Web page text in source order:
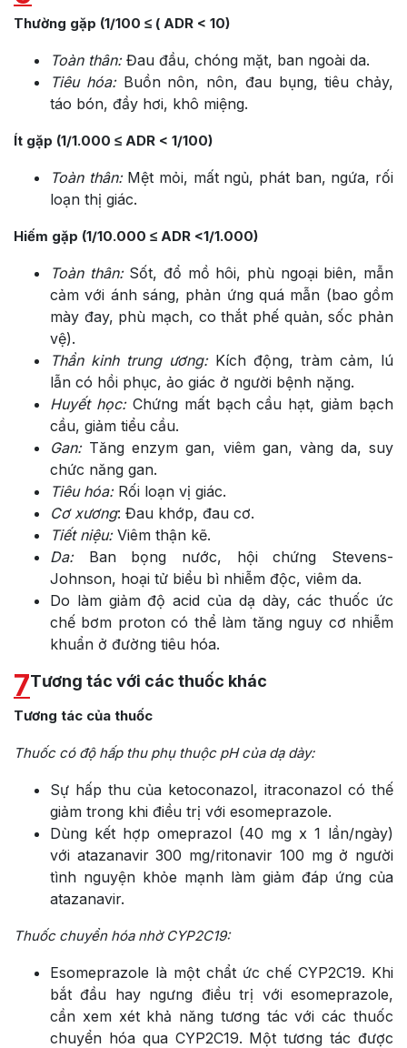
Thường gặp (1/100 ≤ ( ADR < 10)
Toàn thân: Đau đầu, chóng mặt, ban ngoài da.
Tiêu hóa:Buồn nôn, nôn, đau bụng, tiêu chảy,
táo bón, đầy hơi, khô miệng.
Ít gặp (1/1.000 ≤ ADR < 1/100)
Toàn thân: Mệt mỏi, mất ngủ, phát ban, ngứa, rối
loạn thị giác.
Hiếm gặp (1/10.000 ≤ ADR <1/1.000)
Toàn thân: Sốt, đổ mồ hôi, phù ngoại biên, mẫn
cảm với ánh sáng, phản ứng quá mẫn (bao gồm
mày đay, phù mạch, co thắt phế quản, sốc phản
vệ).
Thần kinh trung ương: Kích động, tràm cảm, lú
lẫn có hồi phục, ảo giác ở người bệnh nặng.
Huyết học: Chứng mất bạch cầu hạt, giảm bạch
cầu, giảm tiểu cầu.
Gan: Tăng enzym gan, viêm gan, vàng da, suy
chức năng gan.
Tiêu hóa: Rối loạn vị giác.
Cơ xương: Đau khớp, đau cơ.
Tiết niệu: Viêm thận kẽ.
Da: Ban bọng nước, hội chứng Stevens-
Johnson, hoại tử biểu bì nhiễm độc, viêm da.
Do làm giảm độ acid của dạ dày, các thuốc ức
chế bơm proton có thể làm tăng nguy cơ nhiễm
khuẩn ở đường tiêu hóa.
7Tương tác với các thuốc khác
Tương tác của thuốc
Thuốc có độ hấp thu phụ thuộc pH của dạ dày:
Sự hấp thu của ketoconazol, itraconazol có thế
giảm trong khi điều trị với esomeprazole.
Dùng kết hợp omeprazol (40 mg x 1 lần/ngày)
với atazanavir 300 mg/ritonavir 100 mg ở người
tình nguyện khỏe mạnh làm giảm đáp ứng của
atazanavir.
Thuốc chuyển hóa nhờ CYP2C19:
Esomeprazole là một chẩt ức chế CYP2C19. Khi
bắt đầu hay ngưng điều trị với esomeprazole,
cần xem xét khả năng tương tác với các thuốc
chuyển hóa qua CYP2C19. Một tương tác được